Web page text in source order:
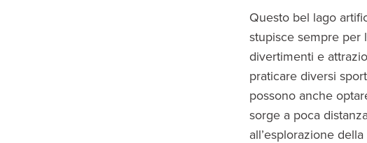
Questo bel lago
stupisce sempre per
divertimenti e
praticare diversi
possono anche
sorge a poca
all’esplorazione